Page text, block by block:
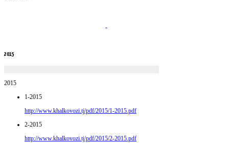
2015
2015
1-2015
http://www.khalkovozi.tj/pdf/2015/1-2015.pdf
2-2015
http://www.khalkovozi.tj/pdf/2015/2-2015.pdf